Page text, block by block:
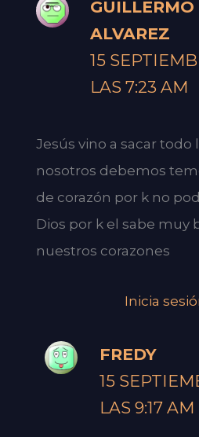
GUILLERMO
ALVAREZ
15
LAS 7:23 AM
Jesús vino a sacar todo
nosotros debemos
de corazón por k no
Dios por k el sabe muy
nuestros corazones
Inicia
FREDY
15
LAS 9:17 AM